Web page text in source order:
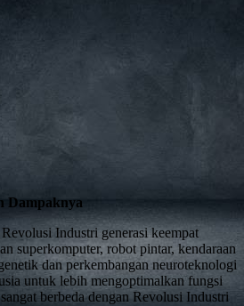
Dampaknya
Industri generasi keempat
superkomputer, robot pintar, kendaraan
dan perkembangan neuroteknologi
untuk lebih mengoptimalkan fungsi
berbeda dengan Revolusi Industri